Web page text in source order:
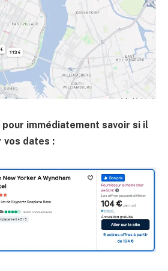
pour immédiatement savoir si il
vos dates :